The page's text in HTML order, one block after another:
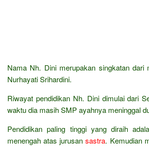
Nama Nh. Dini merupakan singkatan dari
Nurhayati Srihardini.
Riwayat pendidikan Nh. Dini dimulai dari
waktu dia masih SMP ayahnya meninggal
Pendidikan paling tinggi yang diraih
menengah atas jurusansastra. Kemudian